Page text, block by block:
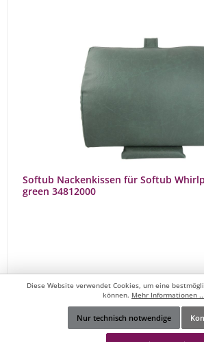
Softub Nackenkissen für Softub
green 34812000
(10.91% gespart)
Werkzeugleiste anzeigen
Diese Website verwendet Cookies, um eine
können. Mehr Informationen ...
Nur technisch notwendige